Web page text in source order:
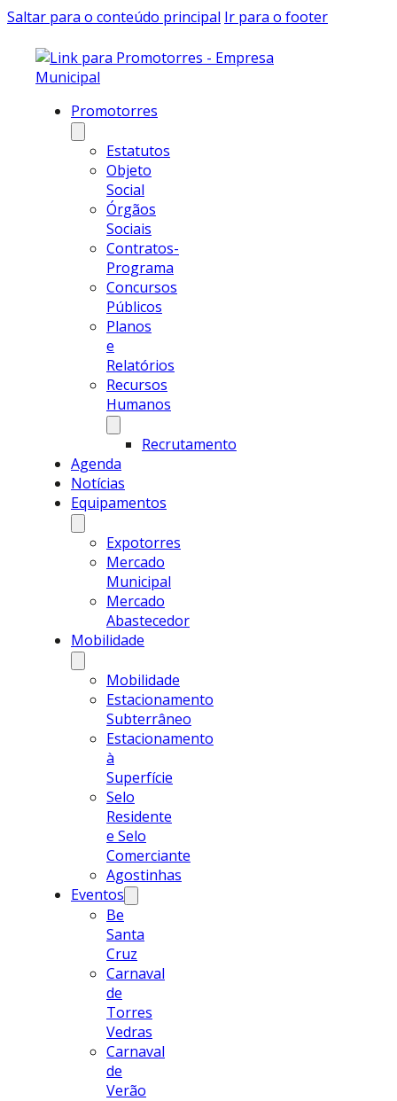
Saltar para o conteúdo principal Ir para o footer
Promotorres
Estatutos
Objeto
Social
Órgãos
Sociais
Contratos-
Programa
Concursos
Públicos
Planos
e
Relatórios
Recursos
Humanos
Recrutamento
Agenda
Notícias
Equipamentos
Expotorres
Mercado
Municipal
Mercado
Abastecedor
Mobilidade
Mobilidade
Estacionamento
Subterrâneo
Estacionamento
à
Superfície
Selo
Residente
e Selo
Comerciante
Agostinhas
Eventos
Be
Santa
Cruz
Carnaval
de
Torres
Vedras
Carnaval
de
Verão